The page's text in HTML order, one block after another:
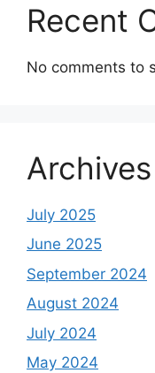
Recent
No comments to
Archives
July 2025
June 2025
September 2024
August 2024
July 2024
May 2024